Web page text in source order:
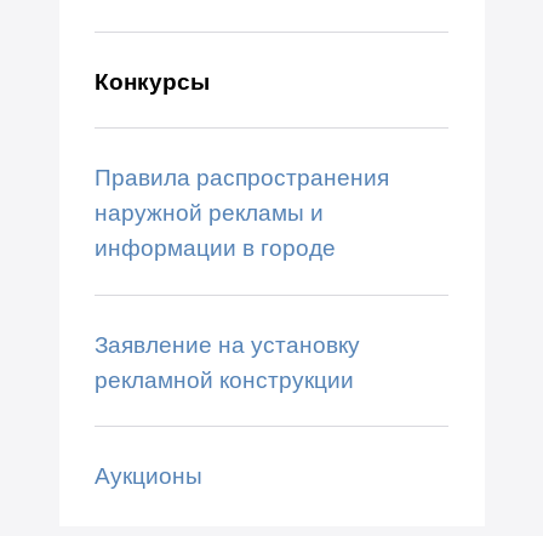
Конкурсы
Правила распространения
наружной рекламы и
информации в городе
Заявление на установку
рекламной конструкции
Аукционы